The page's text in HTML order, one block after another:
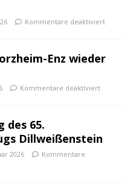
Kommentare deaktiviert
Enz wieder
Kommentare deaktiviert
des 65.
Dillweißenstein
2026
Kommentare